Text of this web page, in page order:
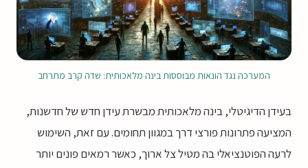
המערכה נגד הונאות מבוססות בינה מלאכותית: שדה קרב מתרחב
בעידן הדיגיטלי, בינה מלאכותית מבשרת עידן חדש של חדשנות,
המציעה פתרונות פורצי דרך במגוון תחומים. עם זאת, השימוש
לרעה הפוטנציאלי בה מטיל צל ארוך, כאשר רמאים פונים יותר